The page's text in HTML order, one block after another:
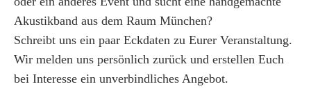
Akustikband aus dem Raum München?
Schreibt uns ein paar Eckdaten zu Eurer Veranstaltung.
Wir melden uns persönlich zurück und erstellen Euch
bei Interesse ein unverbindliches Angebot.